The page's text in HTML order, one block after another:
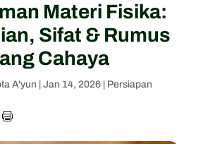
Materi Fisika:
Sifat & Rumus
Cahaya
A'yun Jan 14, 2026| Persiapan